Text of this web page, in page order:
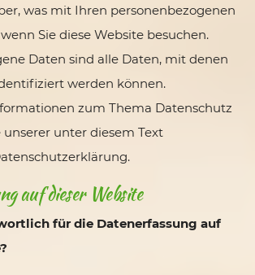
was mit Ihren personenbezogenen
Sie diese Website besuchen.
Daten sind alle Daten, mit denen
werden können.
zum Thema Datenschutz
unter diesem Text
auf dieser Website
für die Datenerfassung auf